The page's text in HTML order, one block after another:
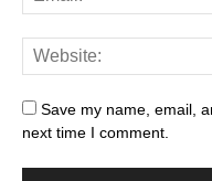
Save my name, email,
next time I comment.